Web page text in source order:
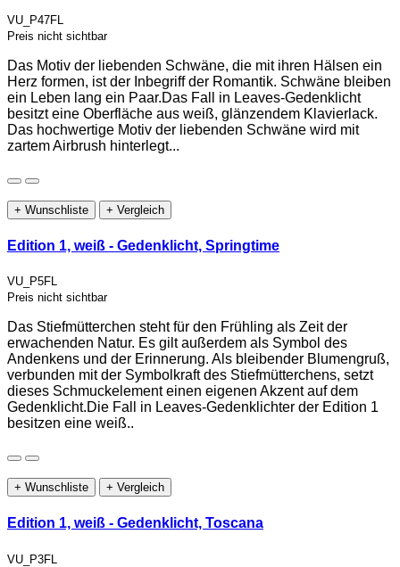
VU_P47FL
Preis nicht sichtbar
Das Motiv der liebenden Schwäne, die mit ihren Hälsen ein
Herz formen, ist der Inbegriff der Romantik. Schwäne bleiben
ein Leben lang ein Paar.Das Fall in Leaves-Gedenklicht
besitzt eine Oberfläche aus weiß, glänzendem Klavierlack.
Das hochwertige Motiv der liebenden Schwäne wird mit
zartem Airbrush hinterlegt...
+ Wunschliste + Vergleich
Edition 1, weiß - Gedenklicht, Springtime
VU_P5FL
Preis nicht sichtbar
Das Stiefmütterchen steht für den Frühling als Zeit der
erwachenden Natur. Es gilt außerdem als Symbol des
Andenkens und der Erinnerung. Als bleibender Blumengruß,
verbunden mit der Symbolkraft des Stiefmütterchens, setzt
dieses Schmuckelement einen eigenen Akzent auf dem
Gedenklicht.Die Fall in Leaves-Gedenklichter der Edition 1
besitzen eine weiß..
+ Wunschliste + Vergleich
Edition 1, weiß - Gedenklicht, Toscana
VU_P3FL